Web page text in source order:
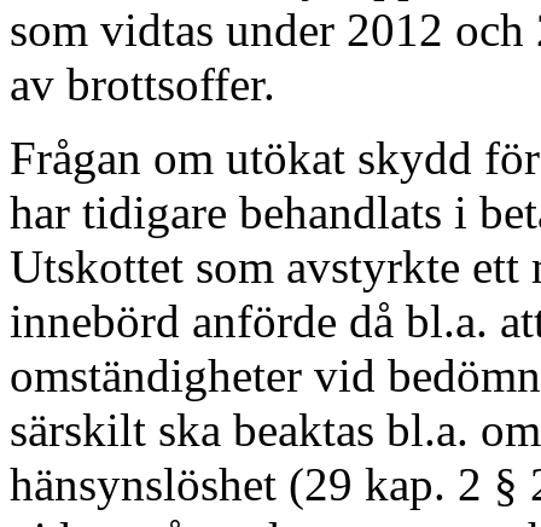
som vidtas under 2012
av brottsoffer.
Frågan om utökat skydd
har tidigare behandlats i
Utskottet som avstyrkte ett
innebörd anförde då bl.a.
omständigheter vid
särskilt ska beaktas bl.a.
hänsynslöshet (29 kap. 2